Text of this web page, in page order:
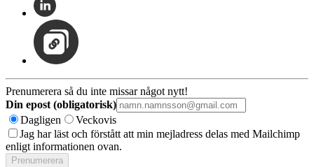
Prenumerera så du inte missar något nytt!
Din epost (obligatorisk)
Dagligen
Veckovis
Jag har läst och förstått att min mejladress delas med Mailchimp
enligt informationen ovan.